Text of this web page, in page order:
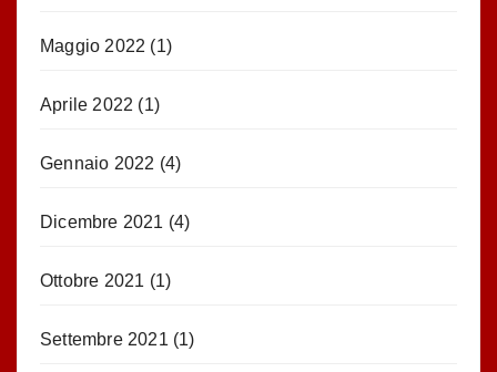
Maggio 2022 (1)
Aprile 2022 (1)
Gennaio 2022 (4)
Dicembre 2021 (4)
Ottobre 2021 (1)
Settembre 2021 (1)